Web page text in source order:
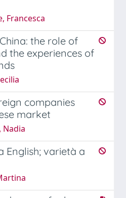
Francesca
the role of
the experiences of
companies
market
Nadia
English; varietà a